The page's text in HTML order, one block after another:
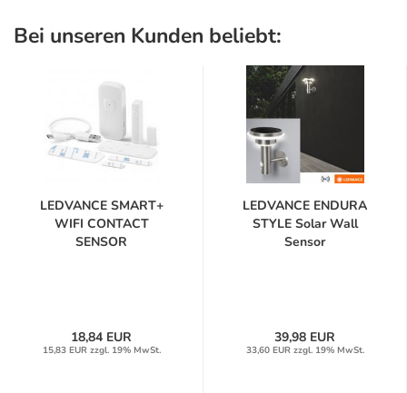
Bei unseren Kunden beliebt:
LEDVANCE SMART+
WIFI CONTACT
SENSOR
18,84 EUR
15,83 EUR zzgl. 19% MwSt.
LEDVANCE ENDURA
STYLE Solar Wall
Sensor
39,98 EUR
33,60 EUR zzgl. 19% MwSt.